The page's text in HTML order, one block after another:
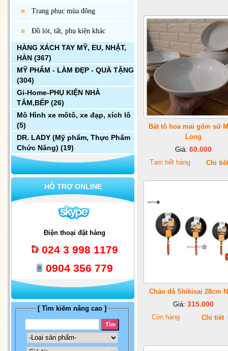
Trang phục mùa đông
Đồ lót, tất, phụ kiện khác
HÀNG XÁCH TAY MỸ, EU, NHẬT,
HÀN (367)
MỸ PHẨM - LÀM ĐẸP - QUÀ TẶNG
(304)
Gi-Home-PHỤ KIỆN NHÀ
TẮM,BẾP (26)
Mô Hình xe môtô, xe đạp, xích lô
(5)
DR. LADY (Mỹ phẩm, Thực Phẩm
Chức Năng) (19)
HỖ TRỢ ONLINE
Điện thoại đặt hàng
024 3 998 1179
0904 356 779
[ Tìm kiếm nâng cao ]
Bát tô hoa mai gốm sứ
Long
Giá: 60.000
Tạm hết hàng Chi
Chảo đá Shikisai 28cm
Giá: 315.000
Còn hàng Chi tiết